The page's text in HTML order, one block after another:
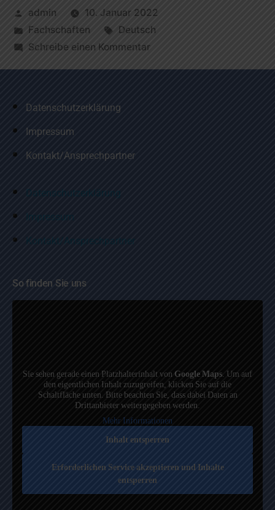
admin
10. Januar 2022
Fachschaften
Deutsch
Schreibe einen Kommentar
Datenschutzerklärung
Impressum
Kontakt/Ansprechpartner
Datenschutzerklärung
Impressum
Kontakt/Ansprechpartner
So finden Sie uns
Sie sehen gerade einen Platzhalterinhalt vonGoogle Maps. Um auf
den eigentlichen Inhalt zuzugreifen, klicken Sie auf die
Schaltfläche unten. Bitte beachten Sie, dass dabei Daten an
Drittanbieter weitergegeben werden.
Mehr Informationen
Inhalt entsperren
Erforderlichen Service akzeptieren und Inhalte
entsperren